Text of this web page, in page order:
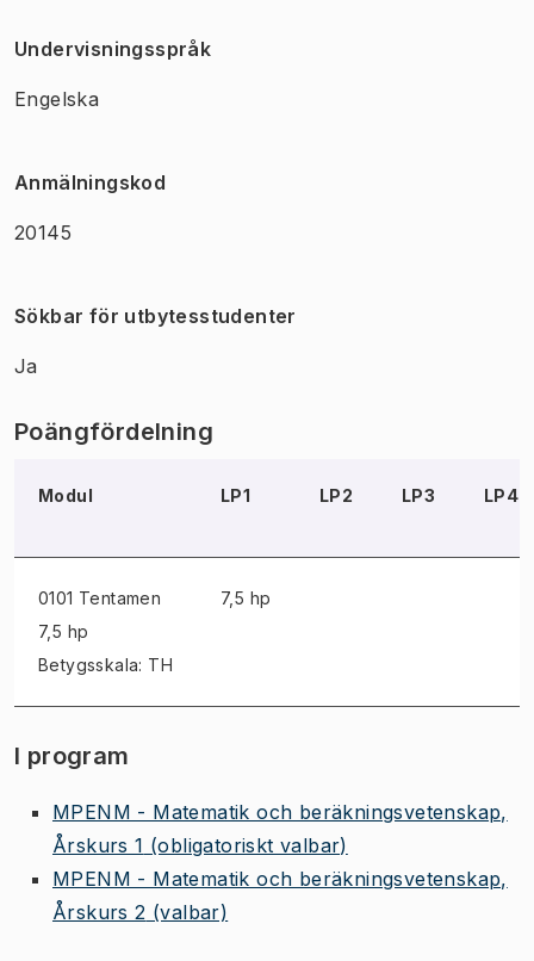
Undervisningsspråk
Engelska
Anmälningskod
20145
Sökbar för utbytesstudenter
Ja
Poängfördelning
Modul LP1 LP2 LP3 LP4
0101 Tentamen
7,5 hp
Betygsskala: TH
7,5 hp
I program
MPENM - Matematik och beräkningsvetenskap,
Årskurs 1 (obligatoriskt valbar)
MPENM - Matematik och beräkningsvetenskap,
Årskurs 2 (valbar)